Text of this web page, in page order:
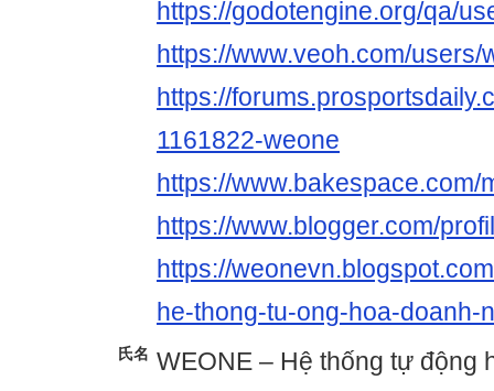
https://godotengine.org/qa/
https://www.veoh.com/users/
https://
1161822-weone
https://
https://www.blogger.com/
https://
he-thong-tu-ong-hoa-doanh-
氏名 WEONE – Hệ thống tự động